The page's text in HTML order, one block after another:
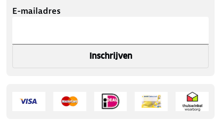
E-mailadres
Inschrijven